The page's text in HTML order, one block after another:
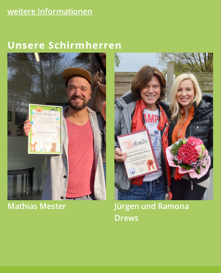
weitere Informationen
Unsere Schirmherren
Mathias Mester
Jürgen und Ramona
Drews